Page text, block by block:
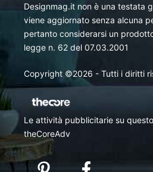
Designmag.it non è una testata
viene aggiornato senza alcuna
pertanto considerarsi un
legge n. 62 del 07.03.2001
Copyright ©2026 - Tutti i diritti
Le attività pubblicitarie su
theCoreAdv